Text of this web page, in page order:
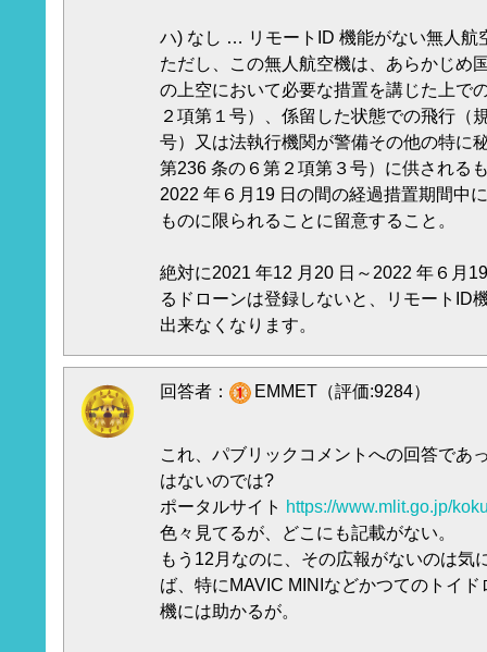
ハ) なし … リモートID 機能がない無人航
ただし、この無人航空機は、あらかじめ
の上空において必要な措置を講じた上で
２項第１号）、係留した状態での飛行（
号）又は法執行機関が警備その他の特に
第236 条の６第２項第３号）に供される
2022 年６月19 日の間の経過措置期間中
ものに限られることに留意すること。
絶対に2021 年12 月20 日～2022 年６月
るドローンは登録しないと、リモートID
出来なくなります。
回答者： EMMET（評価:9284）
これ、パブリックコメントへの回答であ
はないのでは?
ポータルサイト https://www.mlit.go.jp/
色々見てるが、どこにも記載がない。
もう12月なのに、その広報がないのは気
ば、特にMAVIC MINIなどかつてのトイ
機には助かるが。